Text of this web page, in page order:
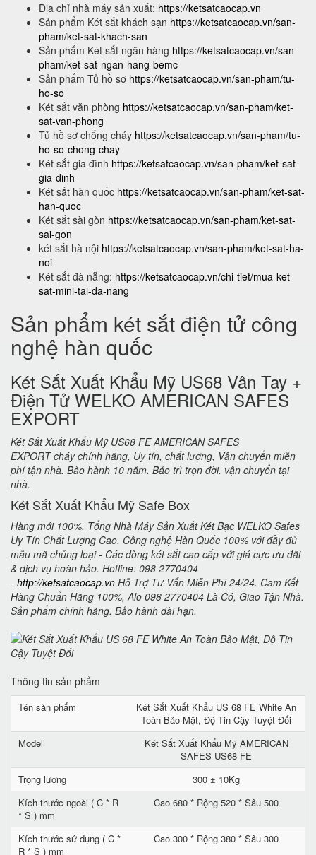
Địa chỉ nhà máy sản xuất: https://ketsatcaocap.vn
Sản phẩm Két sắt khách sạn https://ketsatcaocap.vn/san-
pham/ket-sat-khach-san
Sản phẩm Két sắt ngân hàng https://ketsatcaocap.vn/san-
pham/ket-sat-ngan-hang-bemc
Sản phẩm Tủ hồ sơ https://ketsatcaocap.vn/san-pham/tu-
ho-so
Két sắt văn phòng https://ketsatcaocap.vn/san-pham/ket-
sat-van-phong
Tủ hồ sơ chống cháy https://ketsatcaocap.vn/san-pham/tu-
ho-so-chong-chay
Két sắt gia đình https://ketsatcaocap.vn/san-pham/ket-sat-
gia-dinh
Két sắt hàn quốc https://ketsatcaocap.vn/san-pham/ket-sat-
han-quoc
Két sắt sài gòn https://ketsatcaocap.vn/san-pham/ket-sat-
sai-gon
két sắt hà nội https://ketsatcaocap.vn/san-pham/ket-sat-ha-
noi
Két sắt đà nẵng: https://ketsatcaocap.vn/chi-tiet/mua-ket-
sat-mini-tai-da-nang
Sản phẩm két sắt điện tử công
nghệ hàn quốc
Két Sắt Xuất Khẩu Mỹ US68 Vân Tay +
Điện Tử WELKO AMERICAN SAFES
EXPORT
Két Sắt Xuất Khẩu Mỹ US68 FE AMERICAN SAFES
EXPORT cháy chính hãng, Uy tín, chất lượng, Vận chuyển miễn
phí tận nhà. Bảo hành 10 năm. Bảo trì trọn đời. vận chuyển tại
nhà.
Két Sắt Xuất Khẩu Mỹ Safe Box
Hàng mới 100%. Tổng Nhà Máy Sản Xuất Két Bạc WELKO Safes
Uy Tín Chất Lượng Cao. Công nghệ Hàn Quốc 100% với đầy đủ
mẫu mã chủng loại - Các dòng két sắt cao cấp với giá cực ưu đãi
& dịch vụ hoàn hảo. Hotline: 098 2770404
- http://ketsatcaocap.vn Hỗ Trợ Tư Vấn Miễn Phí 24/24. Cam Kết
Hàng Chuẩn Hãng 100%, Alo 098 2770404 Là Có, Giao Tận Nhà.
Sản phẩm chính hãng. Bảo hành dài hạn.
Thông tin sản phẩm
Tên sản phẩm
Két Sắt Xuất Khẩu US 68 FE White An
Toàn Bảo Mật, Độ Tin Cậy Tuyệt Đối
Model
Két Sắt Xuất Khẩu Mỹ AMERICAN
SAFES US68 FE
Trọng lượng
300 ± 10Kg
Kích thước ngoài ( C * R
* S ) mm
Cao 680 * Rộng 520 * Sâu 500
Kích thước sử dụng ( C *
R * S ) mm
Cao 300 * Rộng 380 * Sâu 300